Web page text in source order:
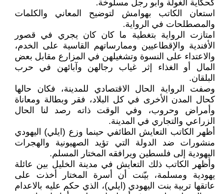
كحكاية الغولة وأبو رجل مسلوخة.
استعان الكاتب بهوامش لتوضيح المعاني والكلمات
والمصطلحات في الرواية.
امتازت الرواية بتغطية ما كان كان يجري في قصور
الأفندية والإقطاعيين وممارساتهم القاسية على الخدم،
والاعتداء على النسوة وتشغيلهن في المزارع مقابل بعض
المال أو الغذاء إثر غياب رجالهن وآبائهن في حرب
البلقان.
وصفت الرواية الحال الاقتصادي للمدينة، فكان حالها
كحال المدن الأخرى في كل البلاد، فقر وبطالة ومعاناة
وأمراض وحروب، وفي الوقت ذاته رصد لنا الحال
الزراعي والتجاري في المدينة.
أظهر الكاتب التعايش الطائفي حينما وزع (ايلي) اليهودي
منشورات ضد الدولة التي تؤيد الصهيونية والهجرات
اليهودية إلى فلسطين ويرافقه المختار المسلم.
وأظهر الكاتب ذلك التعايش في مدينة الخليل بين عائلة
يهودية ومسلمة، بيّنت أن أسرة المختار أخذت على
عاتقها تربية بنت اليهودي (ايلي)، الذي حكم عليه بالاعدام